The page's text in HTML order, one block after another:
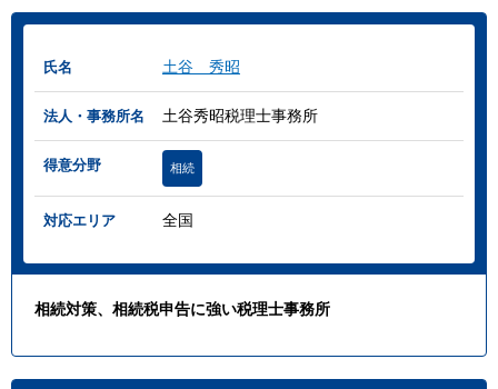
氏名 土谷 秀昭
法人・事務所名 土谷秀昭税理士事務所
得意分野 相続
対応エリア 全国
相続対策、相続税申告に強い税理士事務所